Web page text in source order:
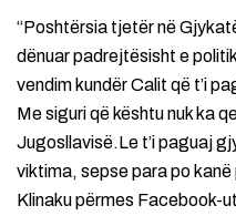
“Poshtërsia tjetër në
dënuar padrejtësisht e
vendim kundër Calit që t’i
Me siguri që kështu nuk ka
Jugosllavisë.Le t’i paguaj
viktima, sepse para po
Klinaku përmes Facebook-